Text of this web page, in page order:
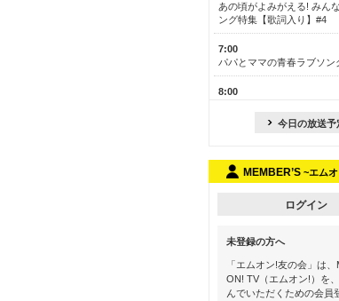
あの頃がよみがえる! みん
ング特集【歌詞入り】#4
7:00
パパとママの青春ラブソン
8:00
13:00
15:30
この夏聴きたい! サマーソ
ー【歌詞入り】 #4
今日の放送予
MEMBER’S ~エム
ログイン
未登録の方へ
「エムオン!友の会」は
ON! TV（エムオン!）を
んでいただくための会員